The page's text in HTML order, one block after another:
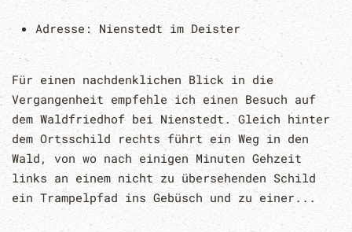
Adresse: Nienstedt im Deister
Für einen nachdenklichen Blick in die
Vergangenheit empfehle ich einen Besuch auf
dem Waldfriedhof bei Nienstedt. Gleich hinter
dem Ortsschild rechts führt ein Weg in den
Wald, von wo nach einigen Minuten Gehzeit
links an einem nicht zu übersehenden Schild
ein Trampelpfad ins Gebüsch und zu einer...